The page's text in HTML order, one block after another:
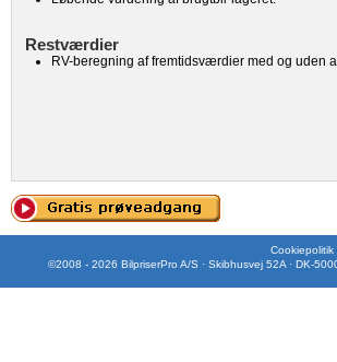
Restværdier
RV-beregning af fremtidsværdier med og uden
Cookiepolitik
©2008 - 2026 BilpriserPro A/S · Skibhusvej 52A · DK-